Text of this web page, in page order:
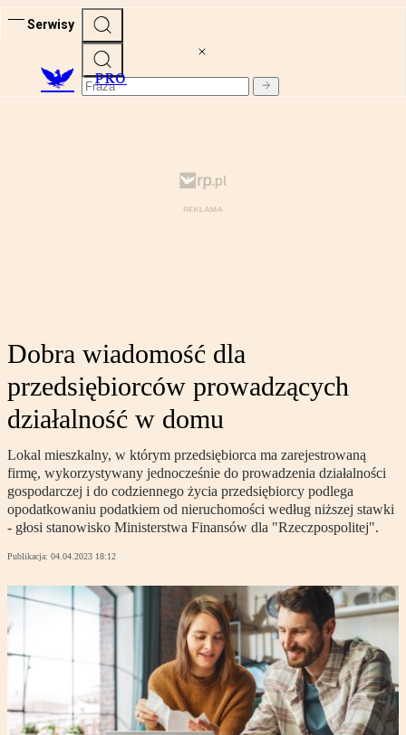
Serwisy
PRO
Dobra wiadomość dla
przedsiębiorców prowadzących
działalność w domu
Lokal mieszkalny, w którym przedsiębiorca ma zarejestrowaną
firmę, wykorzystywany jednocześnie do prowadzenia działalności
gospodarczej i do codziennego życia przedsiębiorcy podlega
opodatkowaniu podatkiem od nieruchomości według niższej stawki
- głosi stanowisko Ministerstwa Finansów dla "Rzeczpospolitej".
Publikacja: 04.04.2023 18:12